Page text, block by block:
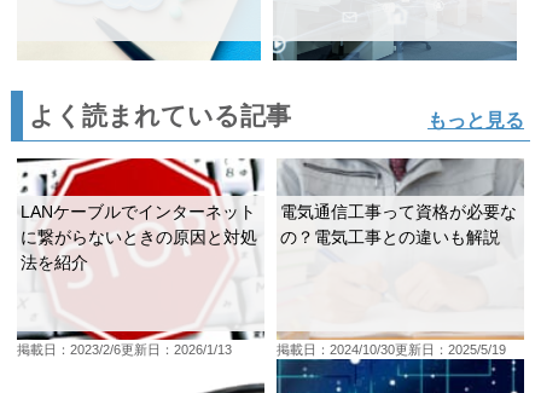
よく読まれている記事 もっと見る
LANケーブルでインターネット
に繋がらないときの原因と対処
法を紹介
掲載日：2023/2/6更新日：2026/1/13
電気通信工事って資格が必要な
の？電気工事との違いも解説
掲載日：2024/10/30更新日：2025/5/19